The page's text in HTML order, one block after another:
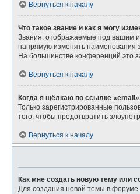
Вернуться к началу
Что такое звание и как я могу
Звания, отображаемые под вашим
напрямую изменять наименования
На большинстве конференций это
Вернуться к началу
Когда я щёлкаю по ссылке
Только зарегистрированные
того, чтобы предотвратить
Вернуться к началу
Как мне создать новую тему или
Для создания новой темы в форуме